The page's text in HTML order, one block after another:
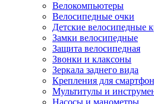
Велокомпьютеры
Велосипедные очки
Детские велосипедные
Замки велосипедные
Защита велосипедная
Звонки и клаксоны
Зеркала заднего вида
Крепления для
Мультитулы и
Насосы и манометры